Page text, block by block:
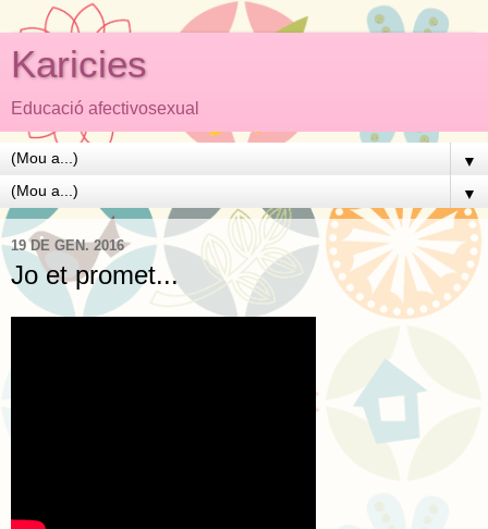
Karicies
Educació afectivosexual
▼
▼
19 DE GEN. 2016
Jo et promet...